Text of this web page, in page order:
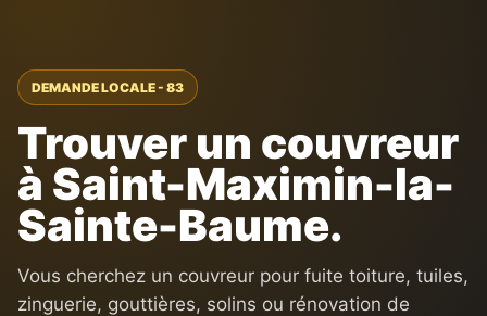
DEMANDE LOCALE - 83
Trouver un couvreur
à Saint-Maximin-la-
Sainte-Baume.
Vous cherchez un couvreur pour fuite toiture, tuiles,
zinguerie, gouttières, solins ou rénovation de